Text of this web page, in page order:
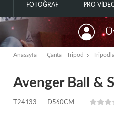
FOTOĞRAF PRO
Anasayfa Çanta - Tripod
Avenger Ball &
T24133 D560CM